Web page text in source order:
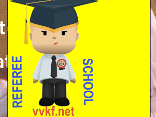
mrprepor: el
en internet
El karate en internet